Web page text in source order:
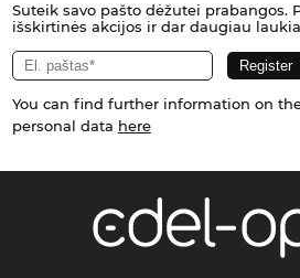
Suteik savo pašto dėžutei prabangos.
išskirtinės akcijos ir dar daugiau
You can find further information on
personal data here